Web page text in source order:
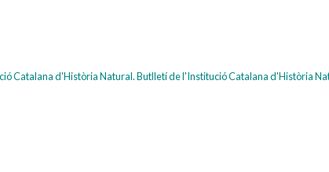
Catalana d'Història Natural. Butlletí de l'Institució Catalana d'Història